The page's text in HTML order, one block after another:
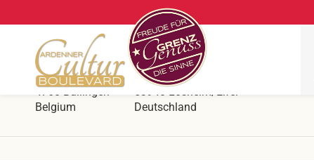
Ars Krippana
Direkt an der deutsch belgischen Grenze
Hergersberg 1
4760 Büllingen
Belgium
Prümer Str. 55
53940 Losheim/Eifel
Deutschland